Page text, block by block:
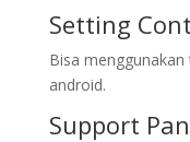
Setting
Bisa
android.
Support